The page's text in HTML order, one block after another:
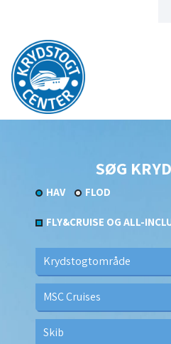
Til forsiden
SØG
HAV FLOD
FLY&CRUISE OG ALL-